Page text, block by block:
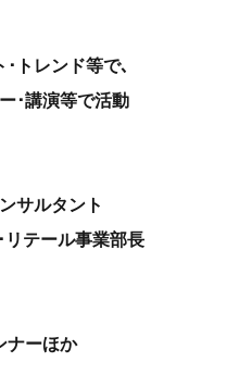
トレンド等で､
･講演等で活動
サルタント
リテール事業部長
ナーほか